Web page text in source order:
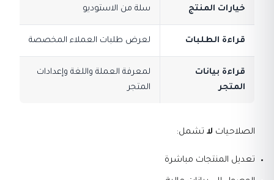
خيارات المنتج سلة من الاستوديو
قراءة الطلبات لعرض طلبات العملاء المخصصة
قراءة بيانات
المتجر
لمعرفة العملة واللغة وإعدادات
المتجر
الصلاحيات لا تشمل:
تعديل المنتجات مباشرة